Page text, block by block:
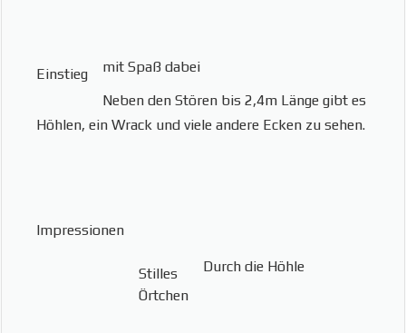
Einstieg
mit Spaß dabei
Neben den Stören bis 2,4m Länge gibt es
Höhlen, ein Wrack und viele andere Ecken zu sehen.
Impressionen
Stilles
Örtchen
Durch die Höhle